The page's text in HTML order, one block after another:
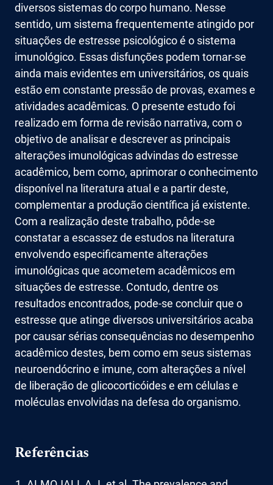
diversos sistemas do corpo humano. Nesse
sentido, um sistema frequentemente atingido por
situações de estresse psicológico é o sistema
imunológico. Essas disfunções podem tornar-se
ainda mais evidentes em universitários, os quais
estão em constante pressão de provas, exames e
atividades acadêmicas. O presente estudo foi
realizado em forma de revisão narrativa, com o
objetivo de analisar e descrever as principais
alterações imunológicas advindas do estresse
acadêmico, bem como, aprimorar o conhecimento
disponível na literatura atual e a partir deste,
complementar a produção científica já existente.
Com a realização deste trabalho, pôde-se
constatar a escassez de estudos na literatura
envolvendo especificamente alterações
imunológicas que acometem acadêmicos em
situações de estresse. Contudo, dentre os
resultados encontrados, pode-se concluir que o
estresse que atinge diversos universitários acaba
por causar sérias consequências no desempenho
acadêmico destes, bem como em seus sistemas
neuroendócrino e imune, com alterações a nível
de liberação de glicocorticóides e em células e
moléculas envolvidas na defesa do organismo.
Referências